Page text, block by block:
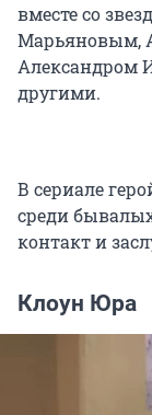
вместе со
Марьяновым,
Александром
другими.
В сериале
среди
контакт и
Клоун Юра